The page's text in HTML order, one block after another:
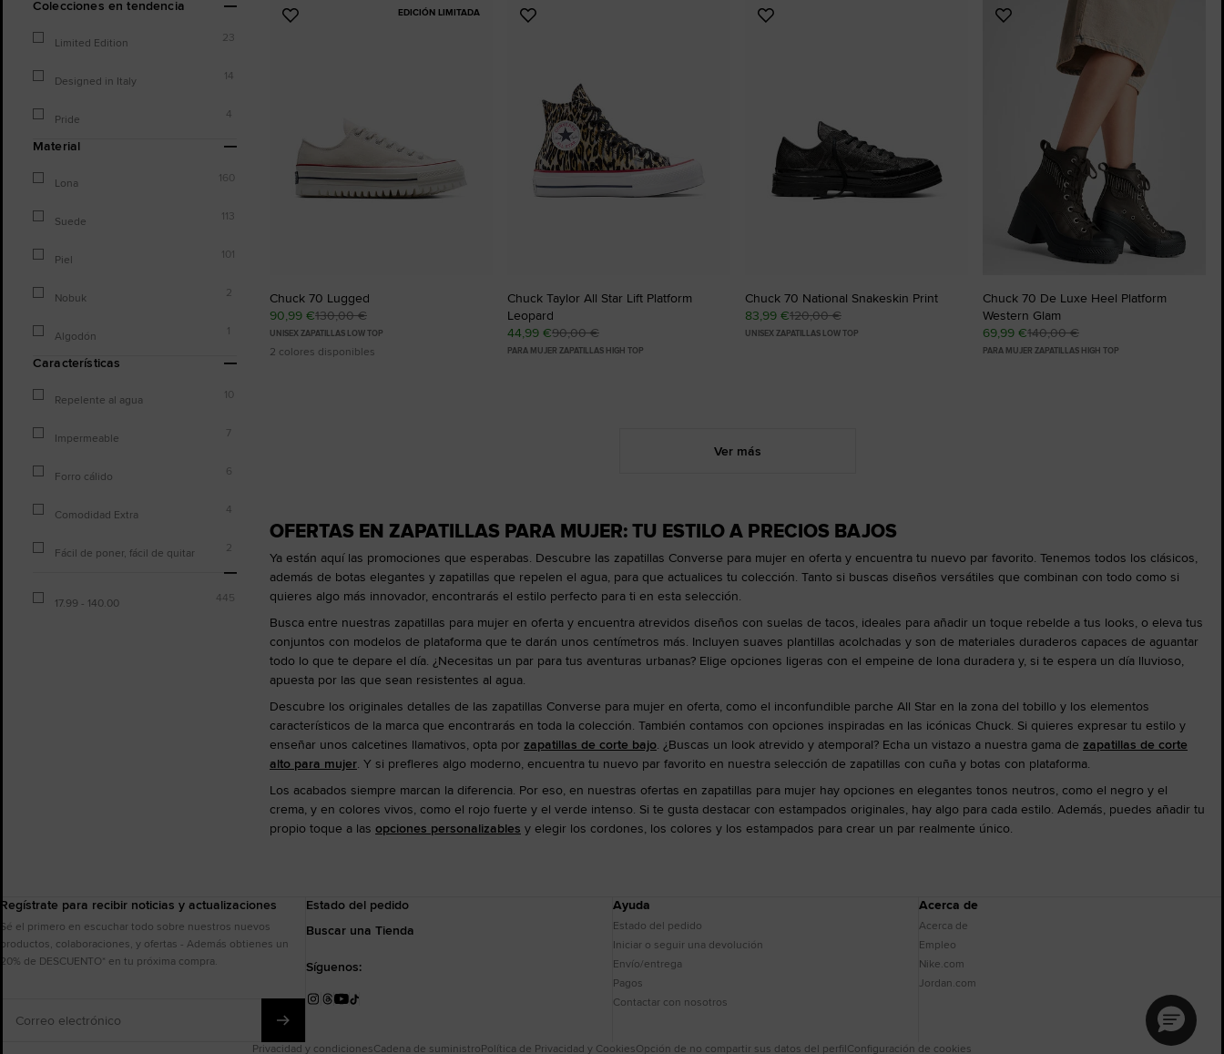
Colecciones en tendencia
Limited Edition 23
Designed in Italy 14
Pride 4
Material
Lona 160
Suede 113
Piel 101
Nobuk 2
Algodón 1
Características
Repelente al agua 10
Impermeable 7
Forro cálido 6
Comodidad Extra 4
Fácil de poner, fácil de quitar 2
17.99 - 140.00 445
EDICIÓN LIMITADA
Añadir
Chuck 70 Lugged
90,99 €130,00 €
UNISEX ZAPATILLAS LOW TOP
2 colores disponibles
Añadir
Chuck Taylor All Star Lift Platform
Leopard
44,99 €90,00 €
PARA MUJER ZAPATILLAS HIGH TOP
Añadir
Chuck 70 National Snakeskin Print
83,99 €120,00 €
UNISEX ZAPATILLAS LOW TOP
Añadir
Favoritos
Chuck 70 De Luxe Heel Platform
Western Glam
69,99 €140,00 €
PARA MUJER ZAPATILLAS HIGH TOP
Ver más
OFERTAS EN ZAPATILLAS PARA MUJER: TU ESTILO A PRECIOS BAJOS
Ya están aquí las promociones que esperabas. Descubre las zapatillas Converse para mujer en oferta y encuentra tu nuevo par favorito. Tenemos todos los clásicos,
además de botas elegantes y zapatillas que repelen el agua, para que actualices tu colección. Tanto si buscas diseños versátiles que combinan con todo como si
quieres algo más innovador, encontrarás el estilo perfecto para ti en esta selección.
Busca entre nuestras zapatillas para mujer en oferta y encuentra atrevidos diseños con suelas de tacos, ideales para añadir un toque rebelde a tus looks, o eleva tus
conjuntos con modelos de plataforma que te darán unos centímetros más. Incluyen suaves plantillas acolchadas y son de materiales duraderos capaces de aguantar
todo lo que te depare el día. ¿Necesitas un par para tus aventuras urbanas? Elige opciones ligeras con el empeine de lona duradera y, si te espera un día lluvioso,
apuesta por las que sean resistentes al agua.
Descubre los originales detalles de las zapatillas Converse para mujer en oferta, como el inconfundible parche All Star en la zona del tobillo y los elementos
característicos de la marca que encontrarás en toda la colección. También contamos con opciones inspiradas en las icónicas Chuck. Si quieres expresar tu estilo y
enseñar unos calcetines llamativos, opta por zapatillas de corte bajo. ¿Buscas un look atrevido y atemporal? Echa un vistazo a nuestra gama de zapatillas de corte
alto para mujer. Y si prefieres algo moderno, encuentra tu nuevo par favorito en nuestra selección de zapatillas con cuña y botas con plataforma.
Los acabados siempre marcan la diferencia. Por eso, en nuestras ofertas en zapatillas para mujer hay opciones en elegantes tonos neutros, como el negro y el
crema, y en colores vivos, como el rojo fuerte y el verde intenso. Si te gusta destacar con estampados originales, hay algo para cada estilo. Además, puedes añadir tu
propio toque a las opciones personalizables y elegir los cordones, los colores y los estampados para crear un par realmente único.
Regístrate para recibir noticias y actualizaciones
Sé el primero en escuchar todo sobre nuestros nuevos
productos, colaboraciones, y ofertas - Además obtienes un
20% de DESCUENTO* en tu próxima compra.
electrónico
Estado del pedido
Buscar una Tienda
Síguenos:
Instagram
Threads
YouTube
TikTok
Ayuda
Estado del pedido
Iniciar o seguir una devolución
Envío/entrega
Pagos
Contactar con nosotros
Acerca de
Acerca de
Empleo
Nike.com
Jordan.com
Privacidad y condicionesCadena de suministroPolítica de Privacidad y CookiesOpción de no compartir sus datos del perfilConfiguración de cookies